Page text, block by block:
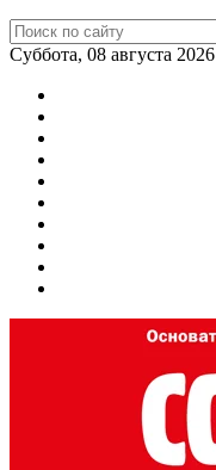
Суббота, 08 августа 2026